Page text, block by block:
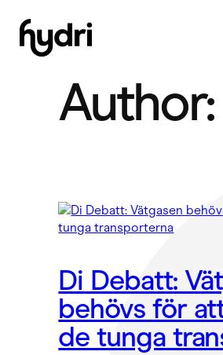
content
Author:
Di Debatt:
behövs för
de tunga